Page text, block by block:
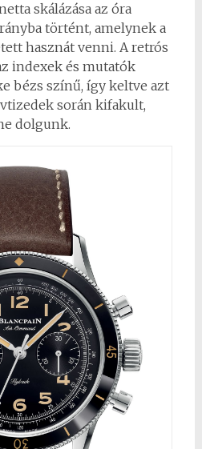
skálázása az óra
történt, amelynek a
hasznát venni. A retrós
indexek és mutatók
bézs színű, így keltve azt
során kifakult,
dolgunk.